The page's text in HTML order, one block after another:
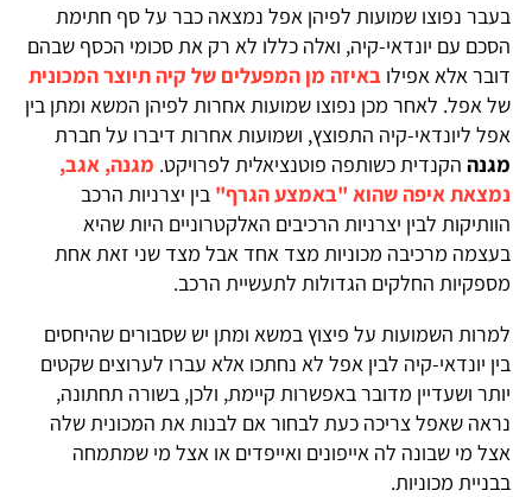
בעבר נפוצו שמועות לפיהן אפל נמצאה כבר על סף חתימת
הסכם עם יונדאי-קיה, ואלה כללו לא רק את סכומי הכסף שבהם
דובר אלא אפילו באיזה מן המפעלים של קיה תיוצר המכונית
של אפל. לאחר מכן נפוצו שמועות אחרות לפיהן המשא ומתן בין
אפל ליונדאי-קיה התפוצץ, ושמועות אחרות דיברו על חברת
מגנה הקנדית כשותפה פוטנציאלית לפרויקט. מגנה, אגב,
נמצאת איפה שהוא "באמצע הגרף" בין יצרניות הרכב
הוותיקות לבין יצרניות הרכיבים האלקטרוניים היות שהיא
בעצמה מרכיבה מכוניות מצד אחד אבל מצד שני זאת אחת
מספקיות החלקים הגדולות לתעשיית הרכב.
למרות השמועות על פיצוץ במשא ומתן יש שסבורים שהיחסים
בין יונדאי-קיה לבין אפל לא נחתכו אלא עברו לערוצים שקטים
יותר ושעדיין מדובר באפשרות קיימת, ולכן, בשורה תחתונה,
נראה שאפל צריכה כעת לבחור אם לבנות את המכונית שלה
אצל מי שבונה לה אייפונים ואייפדים או אצל מי שמתמחה
בבניית מכוניות.